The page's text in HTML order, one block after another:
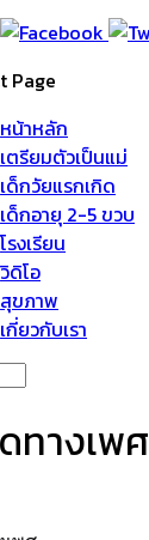
Page
หน้าหลัก
เตรียมตัวเป็นแม่
เด็กวัยแรกเกิด
เด็กอายุ 2-5 ขวบ
โรงเรียน
วิดิโอ
สุขภาพ
เกี่ยวกับเรา
ทางเพศ